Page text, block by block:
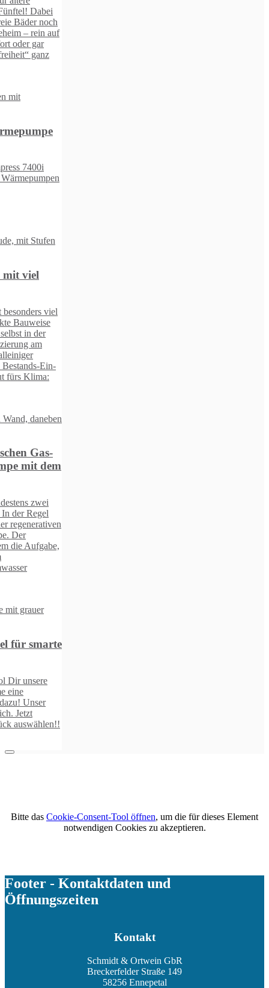
Bitte das Cookie-Consent-Tool öffnen, um die für dieses Element
notwendigen Cookies zu akzeptieren.
Footer - Kontaktdaten und
Öffnungszeiten
Kontakt
Schmidt & Ortwein GbR
Breckerfelder Straße 149
58256 Ennepetal